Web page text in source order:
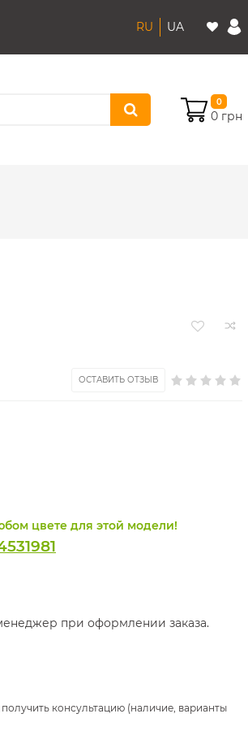
RU UA
0
0 грн
ОСТАВИТЬ ОТЗЫВ
цвете для этой модели!
при оформлении заказа.
консультацию (наличие, варианты